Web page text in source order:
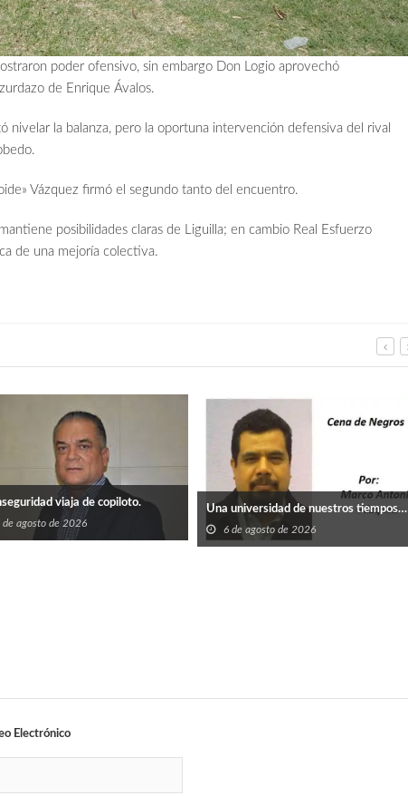
poder ofensivo, sin embargo Don Logio aprovechó
de Enrique Ávalos.
nivelar la balanza, pero la oportuna intervención defensiva del rival
Vázquez firmó el segundo tanto del encuentro.
posibilidades claras de Liguilla; en cambio Real Esfuerzo
de una mejoría colectiva.
viaja de copiloto.
de agosto de 2026
Una universidad de nuestros tiempos…
6 de agosto de 2026
Electrónico